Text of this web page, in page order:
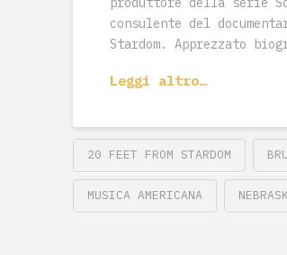
consulente del
Stardom. Apprezzato
Leggi altro…
20 FEET FROM STARDOM
MUSICA AMERICANA